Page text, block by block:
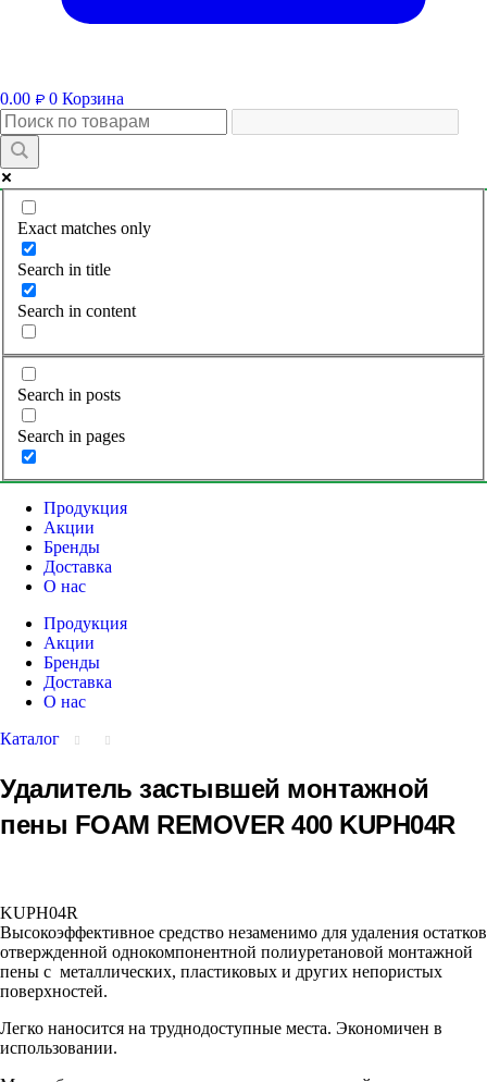
0.00 ₽ 0 Корзина
Exact matches only
Search in title
Search in content
Search in posts
Search in pages
Продукция
Акции
Бренды
Доставка
О нас
Продукция
Акции
Бренды
Доставка
О нас
Каталог
Удалитель застывшей монтажной
пены FOAM REMOVER 400 KUPH04R
KUPH04R
Высокоэффективное средство незаменимо для удаления остатков
отвержденной однокомпонентной полиуретановой монтажной
пены с металлических, пластиковых и других непористых
поверхностей.
Легко наносится на труднодоступные места. Экономичен в
использовании.